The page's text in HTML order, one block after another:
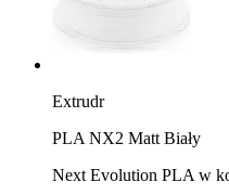
Extrudr
PLA NX2 Matt Biały
Next Evolution PLA w